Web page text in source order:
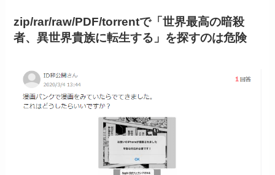
zip/rar/raw/PDF/torrentで「世界最高の暗殺
者、異世界貴族に転生する 」 を探すのは危険